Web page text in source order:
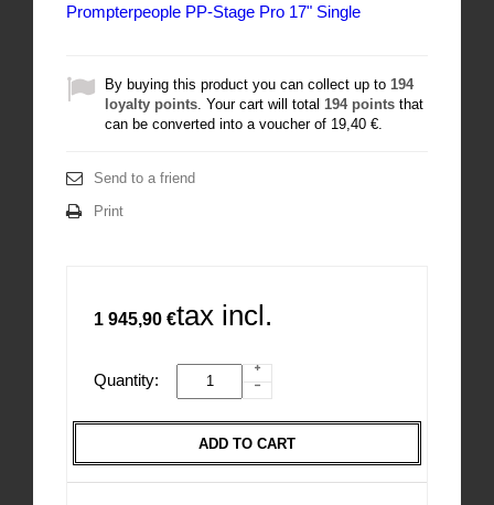
Prompterpeople PP-Stage Pro 17" Single
By buying this product you can collect up to 194
loyalty points . Your cart will total 194points that
can be converted into a voucher of 19,40 €
Send to a friend
Print
1 945,90 €tax incl.
Quantity:
ADD TO CART